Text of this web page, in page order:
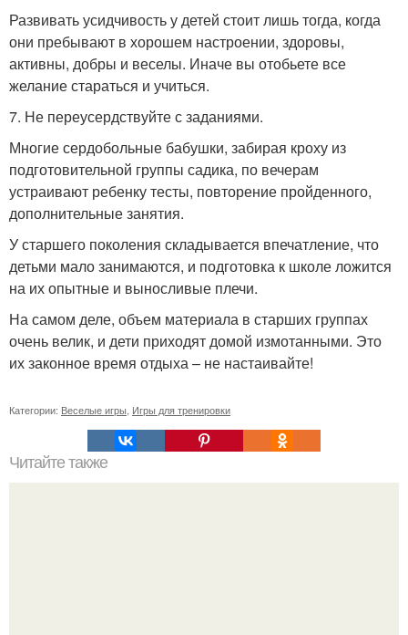
Развивать усидчивость у детей стоит лишь тогда, когда
они пребывают в хорошем настроении, здоровы,
активны, добры и веселы. Иначе вы отобьете все
желание стараться и учиться.
7. Не переусердствуйте с заданиями.
Многие сердобольные бабушки, забирая кроху из
подготовительной группы садика, по вечерам
устраивают ребенку тесты, повторение пройденного,
дополнительные занятия.
У старшего поколения складывается впечатление, что
детьми мало занимаются, и подготовка к школе ложится
на их опытные и выносливые плечи.
На самом деле, объем материала в старших группах
очень велик, и дети приходят домой измотанными. Это
их законное время отдыха – не настаивайте!
Категории: Веселые игры Игры для тренировки
Читайте также